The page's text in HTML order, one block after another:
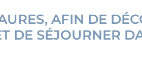
AFIN DE
DE SÉJOURNER